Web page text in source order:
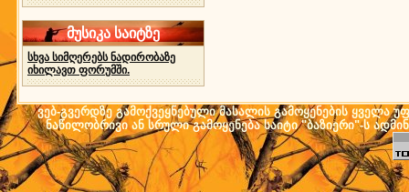
მუსიკა საიტზე
სხვა სიმღერებს ნადირობაზე
იხილავთ ფორუმში.
ვებ-გვერდზე გამოქვეყნებული მასალის გამოყენების ყველა
ნაწილობრივი ან სრული გამოყენება საიტი "ბაზიერი"-ს